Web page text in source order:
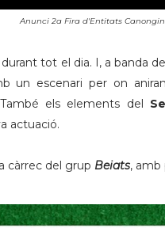
Anunci 2a Fira d'Entitats
durant tot el dia. I, a banda
un escenari per on
els elements del
actuació.
a càrrec del grup Beiats, amb